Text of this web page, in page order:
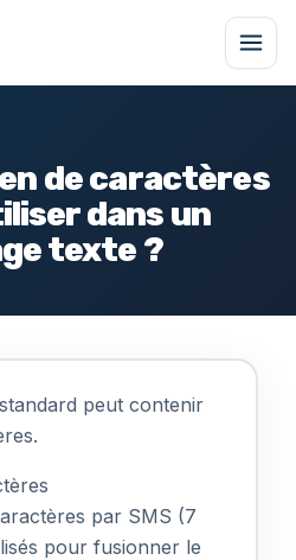
de caractères
dans un
texte ?
peut contenir
par SMS (7
pour fusionner le